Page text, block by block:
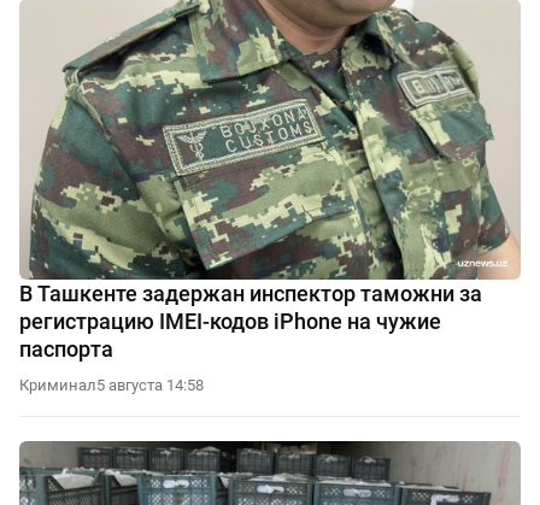
В Ташкенте задержан инспектор таможни за
регистрацию IMEI-кодов iPhone на чужие
паспорта
Криминал5 августа 14:58